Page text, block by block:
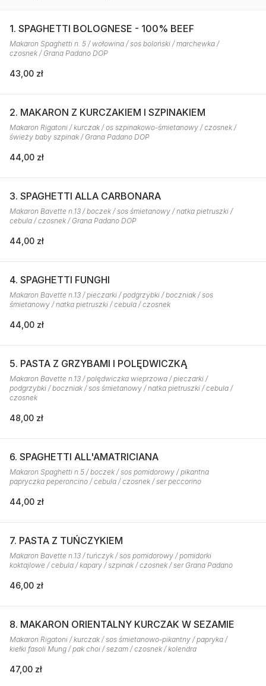
1. SPAGHETTI BOLOGNESE - 100% BEEF
Makaron Spaghetti n. 5 / wołowina / sos boloński / marchewka /
czosnek / Grana Padano DOP
43,00 zł
2. MAKARON Z KURCZAKIEM I SZPINAKIEM
Makaron Rigatoni / kurczak / os szpinakowo-śmietanowy / czosnek /
świeży baby szpinak / Grana Padano DOP
44,00 zł
3. SPAGHETTI ALLA CARBONARA
Makaron Bavette n.13 / boczek / sos śmietanowy / natka pietruszki /
cebula / czosnek / Grana Padano DOP
44,00 zł
4. SPAGHETTI FUNGHI
Makaron Bavette n.13 / pieczarki / podgrzybki / boczniak / sos
śmietanowy / natka pietruszki / cebula / czosnek
44,00 zł
5. PASTA Z GRZYBAMI I POLĘDWICZKĄ
Makaron Bavette n.13 / polędwiczka wieprzowa / pieczarki /
podgrzybki / boczniak / sos śmietanowy / natka pietruszki / cebula /
czosnek
48,00 zł
6. SPAGHETTI ALL'AMATRICIANA
Makaron Spaghetti n.5 / boczek / sos pomidorowy / pikantna
papryczka peperoncino / cebula / czosnek / ser peccorino
44,00 zł
7. PASTA Z TUŃCZYKIEM
Makaron Bavette n.13 / tuńczyk / sos pomidorowy / pomidorki
koktajlowe / cebula / kapary / szpinak / czosnek / ser Grana Padano
46,00 zł
8. MAKARON ORIENTALNY KURCZAK W SEZAMIE
Makaron Rigatoni / kurczak / sos śmietanowo-pikantny / papryka /
kiełki fasoli Mung / pak choi / sezam / czosnek / kolendra
47,00 zł